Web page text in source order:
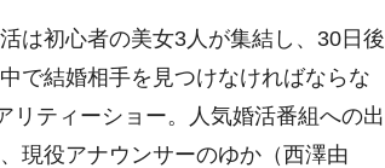
は初心者の美女3人が集結し、30日後
で結婚相手を見つけなければならな
リティーショー。人気婚活番組への出
現役アナウンサーのゆか（西澤由